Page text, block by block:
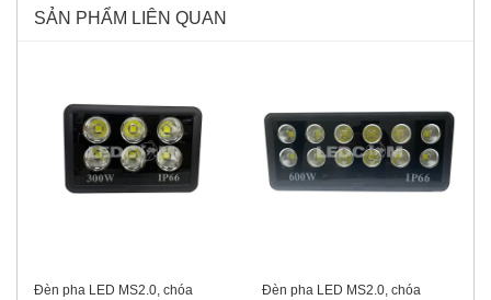
SẢN PHẨM LIÊN QUAN
Đèn pha LED MS2.0, chóa
Đèn pha LED MS2.0, chóa